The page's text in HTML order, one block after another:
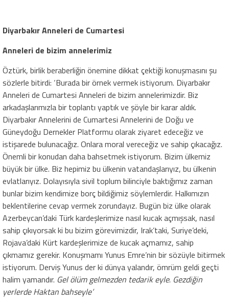
Diyarbakır Anneleri de Cumartesi
Anneleri de bizim annelerimiz
Öztürk, birlik beraberliğin önemine dikkat çektiği konuşmasını şu
sözlerle bitirdi: ‘Burada bir örnek vermek istiyorum. Diyarbakır
Anneleri de Cumartesi Anneleri de bizim annelerimizdir. Biz
arkadaşlarımızla bir toplantı yaptık ve şöyle bir karar aldık.
Diyarbakır Annelerini de Cumartesi Annelerini de Doğu ve
Güneydoğu Dernekler Platformu olarak ziyaret edeceğiz ve
istişarede bulunacağız. Onlara moral vereceğiz ve sahip çıkacağız.
Önemli bir konudan daha bahsetmek istiyorum. Bizim ülkemiz
büyük bir ülke. Biz hepimiz bu ülkenin vatandaşlarıyız, bu ülkenin
evlatlarıyız. Dolayısıyla sivil toplum bilinciyle baktığımız zaman
bunlar bizim kendimize borç bildiğimiz söylemlerdir. Halkımızın
beklentilerine cevap vermek zorundayız. Bugün biz ülke olarak
Azerbeycan’daki Türk kardeşlerimize nasıl kucak açmışsak, nasıl
sahip çıkıyorsak ki bu bizim görevimizdir, Irak’taki, Suriye’deki,
Rojava’daki Kürt kardeşlerimize de kucak açmamız, sahip
çıkmamız gerekir. Konuşmamı Yunus Emre’nin bir sözüyle bitirmek
istiyorum. Derviş Yunus der ki dünya yalandır, ömrüm geldi geçti
halim yamandır. Gel ölüm gelmezden tedarik eyle. Gezdiğin
yerlerde Haktan bahseyle’